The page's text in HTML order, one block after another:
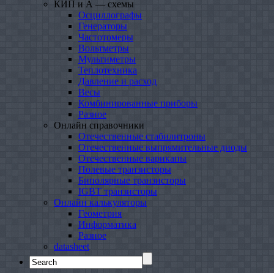
КИП и А — схемы
Осциллографы
Генераторы
Частотомеры
Вольтметры
Мультиметры
Теплотехника
Давление и расход
Весы
Комбинированные приборы
Разное
Онлайн справочники
Отечественные стабилитроны
Отечественные выпрямительные диоды
Отечественные варикапы
Полевые транзисторы
Биполярные транзисторы
IGBT транзисторы
Онлайн калькуляторы
Геометрия
Информатика
Разное
datasheet
Search
for: